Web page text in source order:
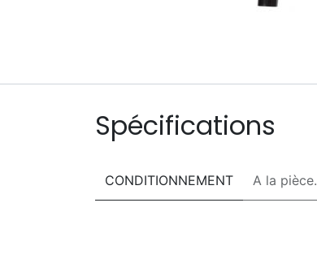
Spécifications
CONDITIONNEMENT A la pièce.